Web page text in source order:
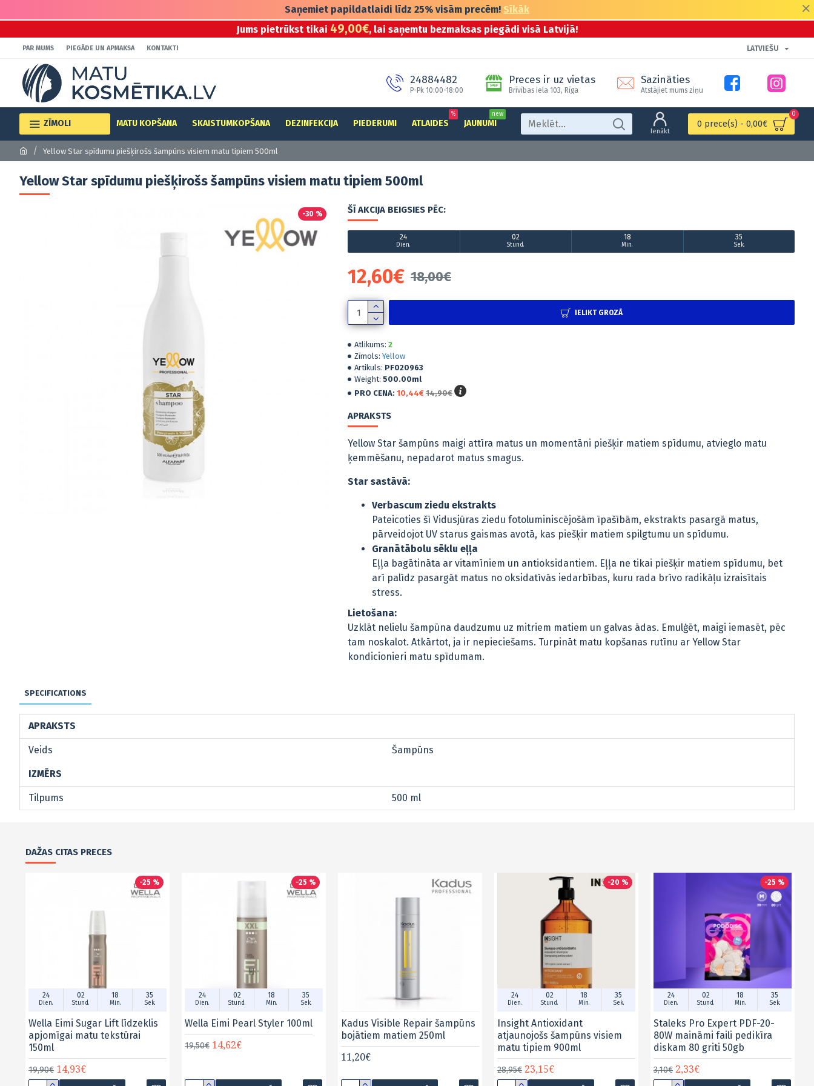
Saņemiet papildatlaidi līdz 25% visām precēm! Sīkāk
Jums pietrūkst tikai 49,00€, lai saņemtu bezmaksas piegādi visā Latvijā!
PAR MUMS PIEGĀDE UN APMAKSA KONTAKTI LATVIEŠU
24884482
P-Pk 10:00-18:00
Preces ir uz vietas
Brīvības iela 103, Rīga
Sazināties
Atstājiet mums ziņu
ZĪMOLI MATU KOPŠANA SKAISTUMKOPŠANA DEZINFEKCIJA PIEDERUMI ATLAIDES
%
JAUNUMI
new
Ienākt
0 prece(s) - 0,00€
0
Yellow Star spīdumu piešķirošs šampūns visiem matu tipiem 500ml
Yellow Star spīdumu piešķirošs šampūns visiem matu tipiem 500ml
-30 %
Atlikums: 2
Zīmols: Yellow
Artikuls: PF020963
Weight: 500.00ml
PRO CENA: 10,44€ 14,90€
ŠĪ AKCIJA BEIGSIES PĒC:
24
Dien.
02
Stund.
18
Min.
35
Sek.
18,00€
12,60€
IELIKT GROZĀ
APRAKSTS
Yellow Star šampūns maigi attīra matus un momentāni piešķir matiem spīdumu, atvieglo matu
ķemmēšanu, nepadarot matus smagus.
Star sastāvā:
Verbascum ziedu ekstrakts
Pateicoties šī Vidusjūras ziedu fotoluminiscējošām īpašībām, ekstrakts pasargā matus,
pārveidojot UV starus gaismas avotā, kas piešķir matiem spilgtumu un spīdumu.
Granātābolu sēklu eļļa
Eļļa bagātināta ar vitamīniem un antioksidantiem. Eļļa ne tikai piešķir matiem spīdumu, bet
arī palīdz pasargāt matus no oksidatīvās iedarbības, kuru rada brīvo radikāļu izraisītais
stress.
Lietošana:
Uzklāt nelielu šampūna daudzumu uz mitriem matiem un galvas ādas. Emulģēt, maigi iemasēt, pēc
tam noskalot. Atkārtot, ja ir nepieciešams. Turpināt matu kopšanas rutīnu ar Yellow Star
kondicionieri matu spīdumam.
SPECIFICATIONS
APRAKSTS
Veids Šampūns
IZMĒRS
Tilpums 500 ml
DAŽAS CITAS PRECES
-25 %
24
Dien.
02
Stund.
18
Min.
35
Sek.
Wella Eimi Sugar Lift līdzeklis
apjomīgai matu tekstūrai
150ml
19,90€ 14,93€
-25 %
24
Dien.
02
Stund.
18
Min.
35
Sek.
Wella Eimi Pearl Styler 100ml
19,50€ 14,62€
Kadus Visible Repair šampūns
bojātiem matiem 250ml
11,20€
-20 %
24
Dien.
02
Stund.
18
Min.
35
Sek.
Insight Antioxidant
atjaunojošs šampūns visiem
matu tipiem 900ml
28,95€ 23,15€
-25 %
24
Dien.
02
Stund.
18
Min.
35
Sek.
Staleks Pro Expert PDF-20-
80W maināmi faili pedikīra
diskam 80 griti 50gb
3,10€ 2,33€